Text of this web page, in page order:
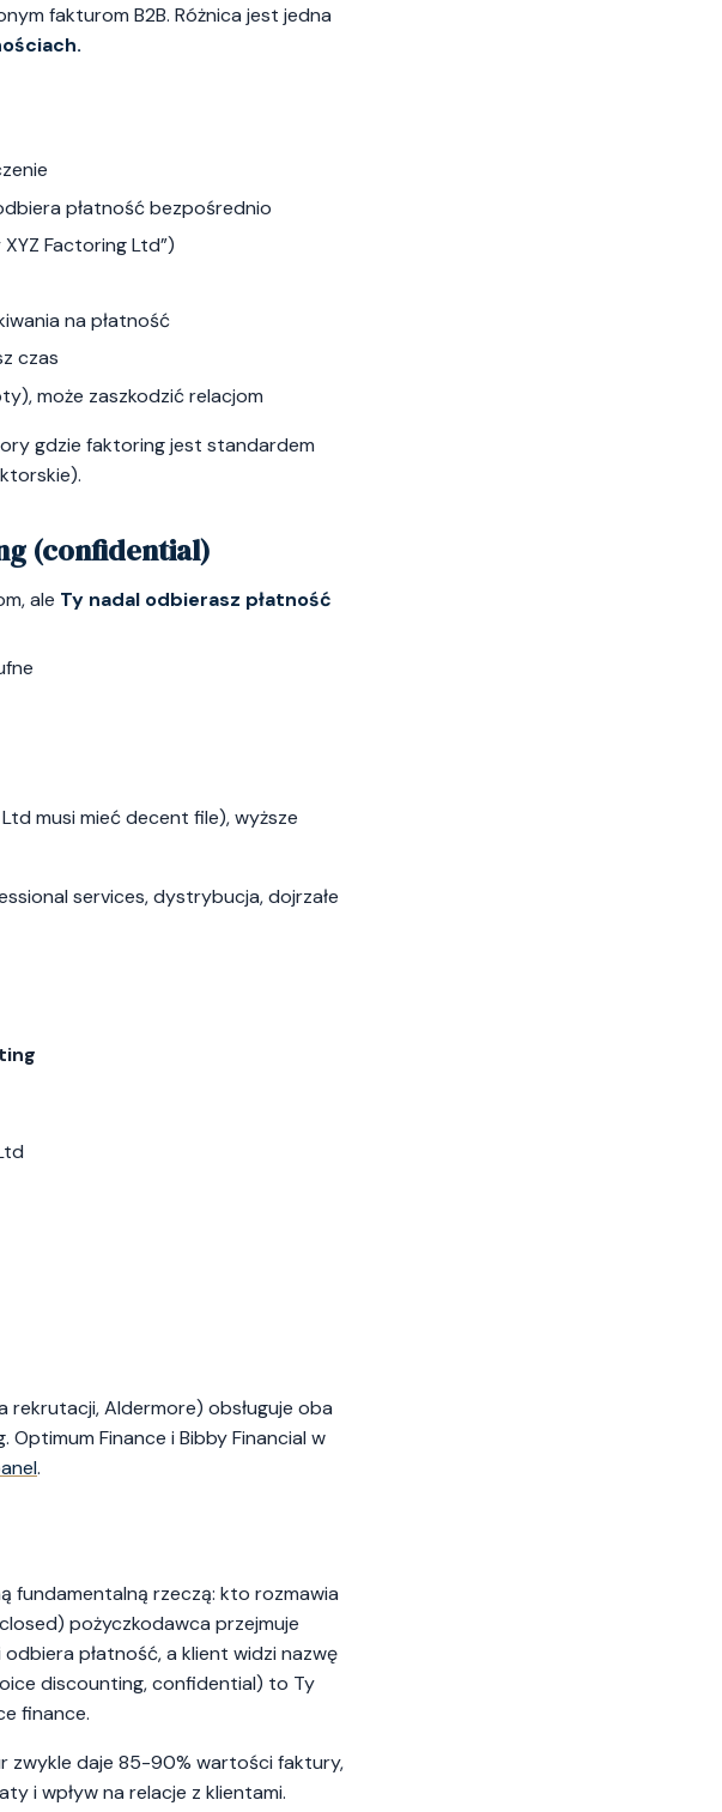
fakturom B2B. Różnica jest jedna
płatność bezpośrednio
Factoring Ltd”)
na płatność
czas
może zaszkodzić relacjom
gdzie faktoring jest standardem
(confidential)
ale Ty nadal odbierasz płatność
musi mieć decent file), wyższe
services, dystrybucja, dojrzałe
rekrutacji, Aldermore) obsługuje oba
Finance i Bibby Financial w
.
fundamentalną rzeczą: kto rozmawia
pożyczkodawca przejmuje
płatność, a klient widzi nazwę
discounting, confidential) to Ty
finance.
zwykle daje 85-90% wartości faktury,
i wpływ na relacje z klientami.